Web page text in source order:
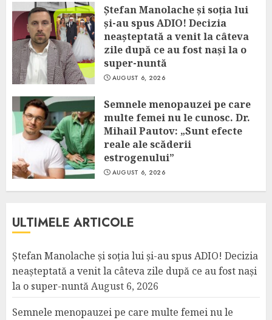
Ștefan Manolache și soția lui
și-au spus ADIO! Decizia
neașteptată a venit la câteva
zile după ce au fost nași la o
super-nuntă
AUGUST 6, 2026
Semnele menopauzei pe care
multe femei nu le cunosc. Dr.
Mihail Pautov: „Sunt efecte
reale ale scăderii
estrogenului”
AUGUST 6, 2026
ULTIMELE ARTICOLE
Ștefan Manolache și soția lui și-au spus ADIO! Decizia
neașteptată a venit la câteva zile după ce au fost nași
la o super-nuntăAugust 6, 2026
Semnele menopauzei pe care multe femei nu le